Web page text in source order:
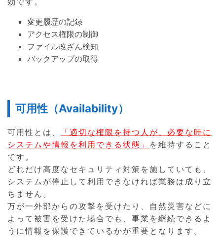
変更履歴の記録
アクセス権限の制御
ファイル改ざん検知
バックアップの取得
可用性（Availability）
可用性とは、
「適切な権限を持つ人が、必要な時に
システムや情報を利用できる状態」 を維持すること
です。
どれだけ高度なセキュリティ対策を施していても、
システムが停止して利用できなければ業務は成り立
ちません。
万が一外部からの攻撃を受けたり、自然災害などに
よって被害を受けた場合でも、事業を継続できるよ
うに情報を保護できているかが重要となります。